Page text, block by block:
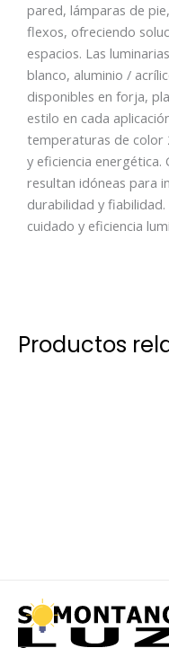
pared, lámparas de
flexos, ofreciendo
espacios. Las
blanco, aluminio /
disponibles en forja,
estilo en cada
temperaturas de color
y eficiencia energética.
resultan idóneas para
durabilidad y
cuidado y eficiencia
Productos